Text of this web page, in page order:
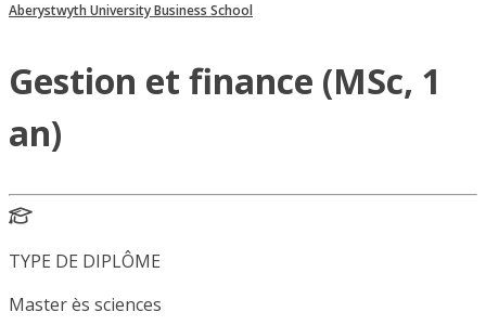
Aberystwyth University Business School
Gestion et finance (MSc, 1
an)
TYPE DE DIPLÔME
Master ès sciences